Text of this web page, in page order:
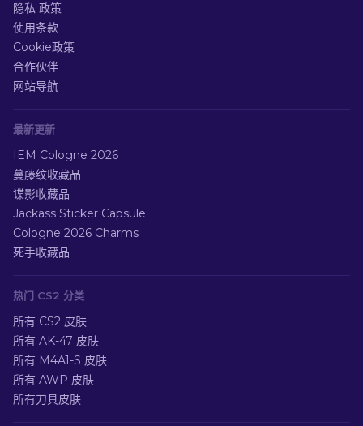
隐私 政策
使用条款
Cookie政策
合作伙伴
网站导航
最新更新
IEM Cologne 2026
蔓藤纹收藏品
谍影收藏品
Jackass Sticker Capsule
Cologne 2026 Charms
死手收藏品
热门 CS2 分类
所有 CS2 皮肤
所有 AK-47 皮肤
所有 M4A1-S 皮肤
所有 AWP 皮肤
所有刀具皮肤